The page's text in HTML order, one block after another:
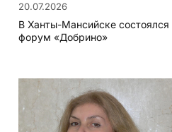
20.07.2026
В Ханты-Мансийске состоялся
форум «Добрино»